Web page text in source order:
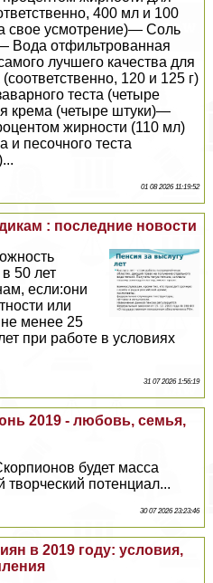
400 мл и 100
свое усмотрение)— Соль
Вода отфильтрованная
лучшего качества для
120 и 125 г)
теста (четыре
крема (четыре штуки)—
жирности (110 мл)
песочного теста
01 08 2026 11:19:52
: последние новости
50 лет
если:они
или
менее 25
при работе в условиях
31 07 2026 1:56:19
2019 - любовь, семья,
будет масса
потенциал...
30 07 2026 23:23:46
в 2019 году: условия,